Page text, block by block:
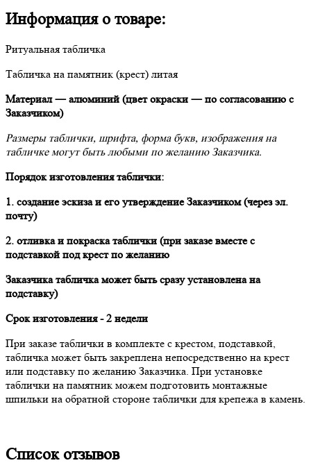
Информация о товаре:
Ритуальная табличка
Табличка на памятник (крест) литая
Материал ― алюминий (цвет окраски ― по согласованию с
Заказчиком)
Размеры таблички, шрифта, форма букв, изображения на
табличке могут быть любыми по желанию Заказчика.
Порядок изготовления таблички:
1. создание эскиза и его утверждение Заказчиком (через эл.
почту)
2. отливка и покраска таблички (при заказе вместе с
подставкой под крест по желанию
Заказчика табличка может быть сразу установлена на
подставку)
Срок изготовления - 2 недели
При заказе таблички в комплекте с крестом, подставкой,
табличка может быть закреплена непосредственно на крест
или подставку по желанию Заказчика. При установке
таблички на памятник можем подготовить монтажные
шпильки на обратной стороне таблички для крепежа в камень.
Список отзывов